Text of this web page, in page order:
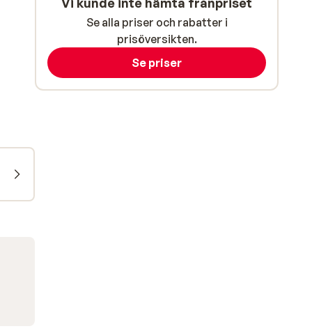
Se alla priser och rabatter i
prisöversikten.
Se priser